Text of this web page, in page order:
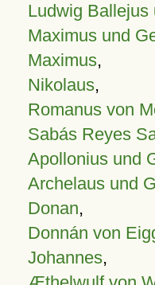
Ludwig Ballejus
Maximus und
Maximus,
Nikolaus,
Romanus von
Sabás Reyes
Apollonius und
Archelaus und
Donan,
Donnán von
Johannes,